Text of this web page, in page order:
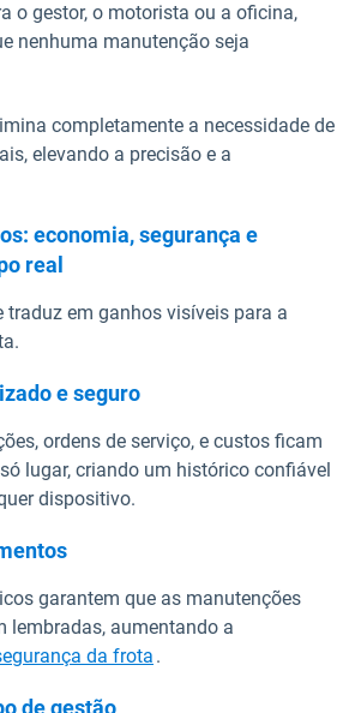
o gestor, o motorista ou a oficina,
nenhuma manutenção seja
completamente a necessidade de
elevando a precisão e a
economia, segurança e
real
traduz em ganhos visíveis para a
e seguro
ordens de serviço, e custos ficam
lugar, criando um histórico confiável
dispositivo.
garantem que as manutenções
lembradas, aumentando a
da frota .
de gestão